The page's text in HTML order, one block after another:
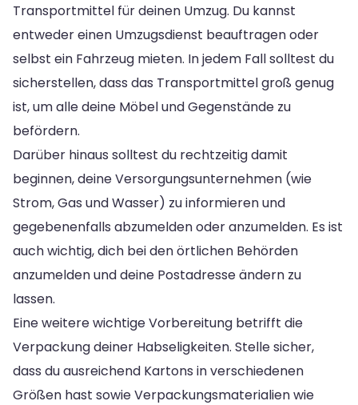
Transportmittel für deinen Umzug. Du kannst
entweder einen Umzugsdienst beauftragen oder
selbst ein Fahrzeug mieten. In jedem Fall solltest du
sicherstellen, dass das Transportmittel groß genug
ist, um alle deine Möbel und Gegenstände zu
befördern.
Darüber hinaus solltest du rechtzeitig damit
beginnen, deine Versorgungsunternehmen (wie
Strom, Gas und Wasser) zu informieren und
gegebenenfalls abzumelden oder anzumelden. Es ist
auch wichtig, dich bei den örtlichen Behörden
anzumelden und deine Postadresse ändern zu
lassen.
Eine weitere wichtige Vorbereitung betrifft die
Verpackung deiner Habseligkeiten. Stelle sicher,
dass du ausreichend Kartons in verschiedenen
Größen hast sowie Verpackungsmaterialien wie